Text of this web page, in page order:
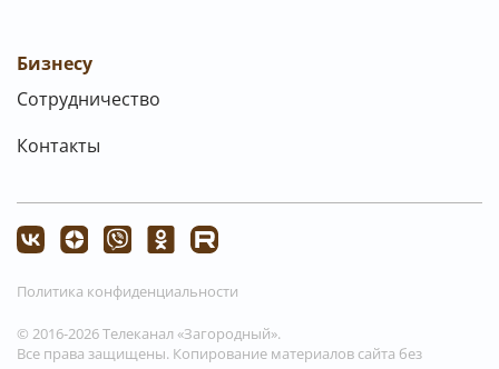
Бизнесу
Сотрудничество
Контакты
© 2016-2026 Телеканал «Загородный».
Все права защищены. Копирование материалов сайта без
Политика конфиденциальности